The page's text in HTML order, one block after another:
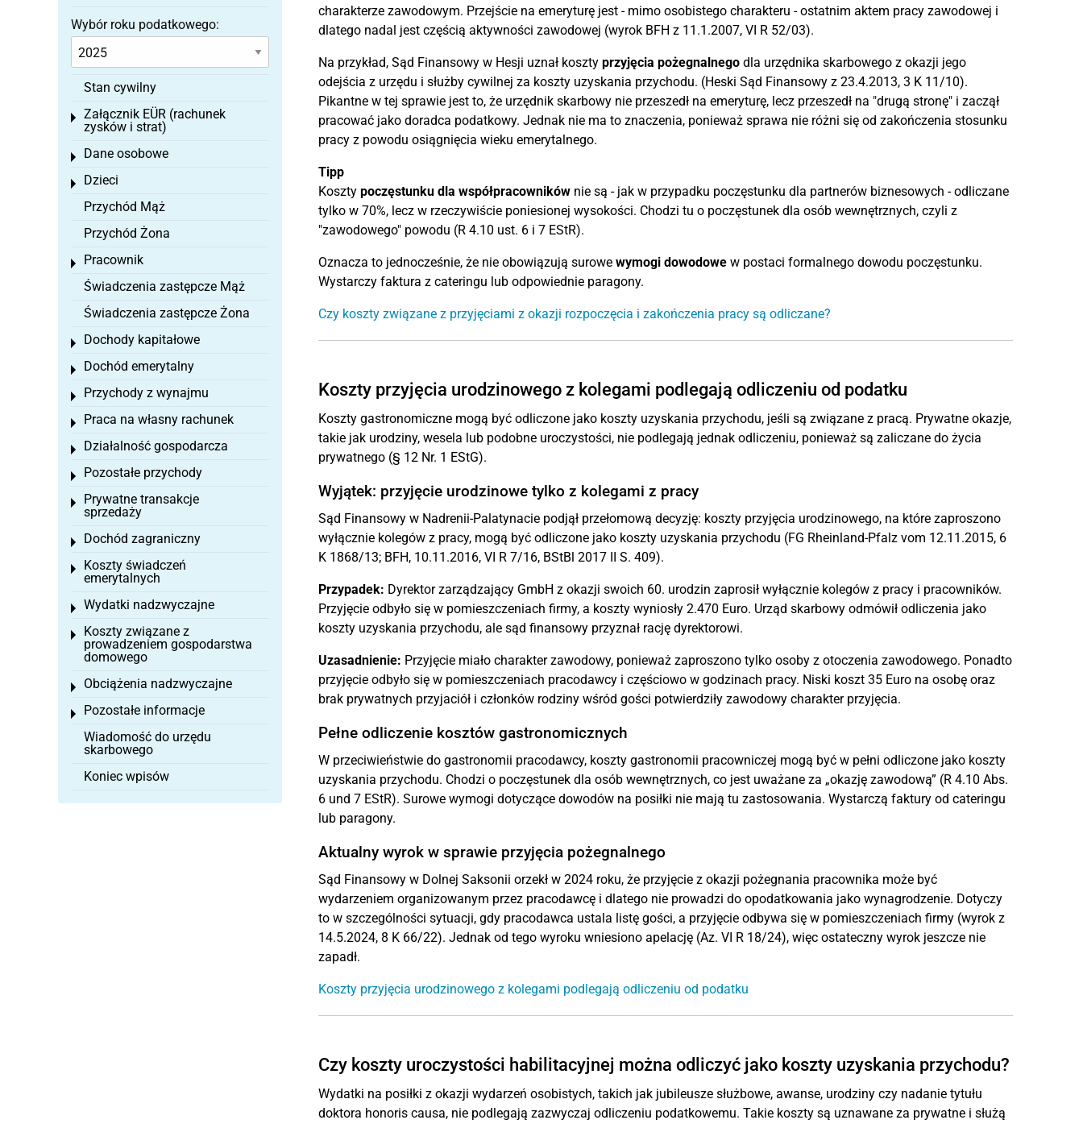
charakterze zawodowym. Przejście na emeryturę jest - mimo osobistego charakteru - ostatnim aktem pracy zawodowej i
dlatego nadal jest częścią aktywności zawodowej (wyrok BFH z 11.1.2007, VI R 52/03).
Na przykład, Sąd Finansowy w Hesji uznał koszty przyjęcia pożegnalnegodla urzędnika skarbowego z okazji jego
odejścia z urzędu i służby cywilnej za koszty uzyskania przychodu. (Heski Sąd Finansowy z 23.4.2013, 3 K 11/10).
Pikantne w tej sprawie jest to, że urzędnik skarbowy nie przeszedł na emeryturę, lecz przeszedł na "drugą stronę" i zaczął
pracować jako doradca podatkowy. Jednak nie ma to znaczenia, ponieważ sprawa nie różni się od zakończenia stosunku
pracy z powodu osiągnięcia wieku emerytalnego.
Tipp
Koszty poczęstunku dla współpracownikównie są - jak w przypadku poczęstunku dla partnerów biznesowych - odliczane
tylko w 70%, lecz w rzeczywiście poniesionej wysokości. Chodzi tu o poczęstunek dla osób wewnętrznych, czyli z
"zawodowego" powodu (R 4.10 ust. 6 i 7 EStR).
Oznacza to jednocześnie, że nie obowiązują surowe wymogi dowodowew postaci formalnego dowodu poczęstunku.
Wystarczy faktura z cateringu lub odpowiednie paragony.
Czy koszty związane z przyjęciami z okazji rozpoczęcia i zakończenia pracy są odliczane?
Koszty przyjęcia urodzinowego z kolegami podlegają odliczeniu od podatku
Koszty gastronomiczne mogą być odliczone jako koszty uzyskania przychodu, jeśli są związane z pracą. Prywatne okazje,
takie jak urodziny, wesela lub podobne uroczystości, nie podlegają jednak odliczeniu, ponieważ są zaliczane do życia
prywatnego (§ 12 Nr. 1 EStG).
Wyjątek: przyjęcie urodzinowe tylko z kolegami z pracy
Sąd Finansowy w Nadrenii-Palatynacie podjął przełomową decyzję: koszty przyjęcia urodzinowego, na które zaproszono
wyłącznie kolegów z pracy, mogą być odliczone jako koszty uzyskania przychodu (FG Rheinland-Pfalz vom 12.11.2015, 6
K 1868/13; BFH, 10.11.2016, VI R 7/16, BStBl 2017 II S. 409).
Przypadek: Dyrektor zarządzający GmbH z okazji swoich 60. urodzin zaprosił wyłącznie kolegów z pracy i pracowników.
Przyjęcie odbyło się w pomieszczeniach firmy, a koszty wyniosły 2.470 Euro. Urząd skarbowy odmówił odliczenia jako
koszty uzyskania przychodu, ale sąd finansowy przyznał rację dyrektorowi.
Uzasadnienie: Przyjęcie miało charakter zawodowy, ponieważ zaproszono tylko osoby z otoczenia zawodowego. Ponadto
przyjęcie odbyło się w pomieszczeniach pracodawcy i częściowo w godzinach pracy. Niski koszt 35 Euro na osobę oraz
brak prywatnych przyjaciół i członków rodziny wśród gości potwierdziły zawodowy charakter przyjęcia.
Pełne odliczenie kosztów gastronomicznych
W przeciwieństwie do gastronomii pracodawcy, koszty gastronomii pracowniczej mogą być w pełni odliczone jako koszty
uzyskania przychodu. Chodzi o poczęstunek dla osób wewnętrznych, co jest uważane za „okazję zawodową” (R 4.10 Abs.
6 und 7 EStR). Surowe wymogi dotyczące dowodów na posiłki nie mają tu zastosowania. Wystarczą faktury od cateringu
lub paragony.
Aktualny wyrok w sprawie przyjęcia pożegnalnego
Sąd Finansowy w Dolnej Saksonii orzekł w 2024 roku, że przyjęcie z okazji pożegnania pracownika może być
wydarzeniem organizowanym przez pracodawcę i dlatego nie prowadzi do opodatkowania jako wynagrodzenie. Dotyczy
to w szczególności sytuacji, gdy pracodawca ustala listę gości, a przyjęcie odbywa się w pomieszczeniach firmy (wyrok z
14.5.2024, 8 K 66/22). Jednak od tego wyroku wniesiono apelację (Az. VI R 18/24), więc ostateczny wyrok jeszcze nie
zapadł.
Koszty przyjęcia urodzinowego z kolegami podlegają odliczeniu od podatku
Czy koszty uroczystości habilitacyjnej można odliczyć jako koszty uzyskania przychodu?
Wydatki na posiłki z okazji wydarzeń osobistych, takich jak jubileusze służbowe, awanse, urodziny czy nadanie tytułu
doktora honoris causa, nie podlegają zazwyczaj odliczeniu podatkowemu. Takie koszty są uznawane za prywatne i służą
Wybór roku podatkowego:
Stan cywilny
Załącznik EÜR (rachunek
zysków i strat)
Toggle menu
Dane osobowe
Toggle menu
Dzieci
Toggle menu
Przychód Mąż
Przychód Żona
Pracownik
Toggle menu
Świadczenia zastępcze Mąż
Świadczenia zastępcze Żona
Dochody kapitałowe
Toggle menu
Dochód emerytalny
Toggle menu
Przychody z wynajmu
Toggle menu
Praca na własny rachunek
Toggle menu
Działalność gospodarcza
Toggle menu
Pozostałe przychody
Toggle menu
Prywatne transakcje
sprzedaży
Toggle menu
Dochód zagraniczny
Toggle menu
Koszty świadczeń
emerytalnych
Toggle menu
Wydatki nadzwyczajne
Toggle menu
Koszty związane z
prowadzeniem gospodarstwa
domowego
Toggle menu
Obciążenia nadzwyczajne
Toggle menu
Pozostałe informacje
Toggle menu
Wiadomość do urzędu
skarbowego
Koniec wpisów